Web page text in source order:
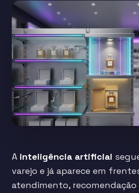
A inteligência artificial
varejo e já aparece em
atendimento,